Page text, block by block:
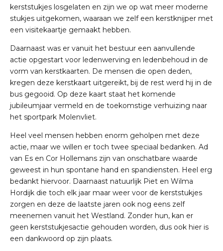
kerststukjes losgelaten en zijn we op wat meer moderne
stukjes uitgekomen, waaraan we zelf een kerstknijper met
een visitekaartje gemaakt hebben.
Daarnaast was er vanuit het bestuur een aanvullende
actie opgestart voor ledenwerving en ledenbehoud in de
vorm van kerstkaarten. De mensen die open deden,
kregen deze kerstkaart uitgereikt, bij de rest werd hij in de
bus gegooid. Op deze kaart staat het komende
jubileumjaar vermeld en de toekomstige verhuizing naar
het sportpark Molenvliet.
Heel veel mensen hebben enorm geholpen met deze
actie, maar we willen er toch twee speciaal bedanken. Ad
van Es en Cor Hollemans zijn van onschatbare waarde
geweest in hun spontane hand en spandiensten. Heel erg
bedankt hiervoor. Daarnaast natuurlijk Piet en Wilma
Hordijk die toch elk jaar maar weer voor de kerststukjes
zorgen en deze de laatste jaren ook nog eens zelf
meenemen vanuit het Westland. Zonder hun, kan er
geen kerststukjesactie gehouden worden, dus ook hier is
een dankwoord op zijn plaats.